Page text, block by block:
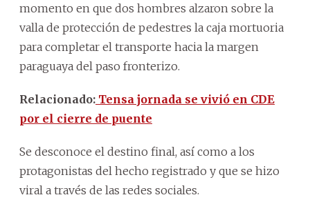
momento en que dos hombres alzaron sobre la
valla de protección de pedestres la caja mortuoria
para completar el transporte hacia la margen
paraguaya del paso fronterizo.
Relacionado: Tensa jornada se vivió en CDE
por el cierre de puente
Se desconoce el destino final, así como a los
protagonistas del hecho registrado y que se hizo
viral a través de las redes sociales.